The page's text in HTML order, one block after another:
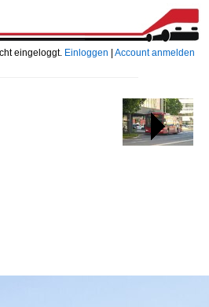
eingeloggt. Einloggen Account anmelden